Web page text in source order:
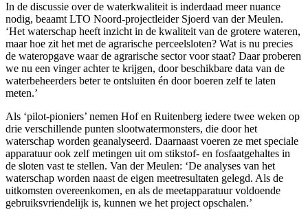
In de discussie over de waterkwaliteit is inderdaad meer nuance
nodig, beaamt LTO Noord-projectleider Sjoerd van der Meulen.
‘Het waterschap heeft inzicht in de kwaliteit van de grotere wateren,
maar hoe zit het met de agrarische perceelsloten? Wat is nu precies
de wateropgave waar de agrarische sector voor staat? Daar proberen
we nu een vinger achter te krijgen, door beschikbare data van de
waterbeheerders beter te ontsluiten én door boeren zelf te laten
meten.’
Als ‘pilot-pioniers’ nemen Hof en Ruitenberg iedere twee weken op
drie verschillende punten slootwatermonsters, die door het
waterschap worden geanalyseerd. Daarnaast voeren ze met speciale
apparatuur ook zelf metingen uit om stikstof- en fosfaatgehaltes in
de sloten vast te stellen. Van der Meulen: ‘De analyses van het
waterschap worden naast de eigen meetresultaten gelegd. Als de
uitkomsten overeenkomen, en als de meetapparatuur voldoende
gebruiksvriendelijk is, kunnen we het project opschalen.’